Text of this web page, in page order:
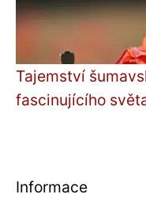
Tajemství
fascinujícího
Informace